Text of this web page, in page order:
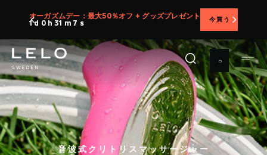
ン
コ
ン
テ
ン
ツ
に
移
オーガズムデー：最大50％オフ + グッズプレゼント
1 d 0 h 31 m 5 s
今買う
音波式クリトリスマッサージャー